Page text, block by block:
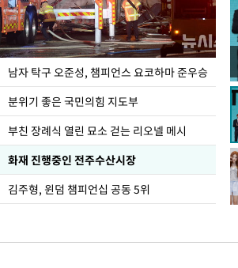
남자 탁구 오준성, 챔피언스 요코하마 준우승
분위기 좋은 국민의힘 지도부
부친 장례식 열린 묘소 걷는 리오넬 메시
화재 진행중인 전주수산시장
김주형, 윈덤 챔피언십 공동 5위